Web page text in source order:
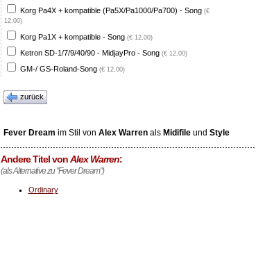
Korg Pa4X + kompatible (Pa5X/Pa1000/Pa700) - Song (€
12,00)
Korg Pa1X + kompatible - Song (€ 12,00)
Ketron SD-1/7/9/40/90 - MidjayPro - Song (€ 12,00)
GM-/ GS-Roland-Song (€ 12,00)
zurück
Fever Dream im Stil von Alex Warrenals Midifileund Style
Andere Titel vonAlex Warren:
(als Alternative zu "Fever Dream")
Ordinary